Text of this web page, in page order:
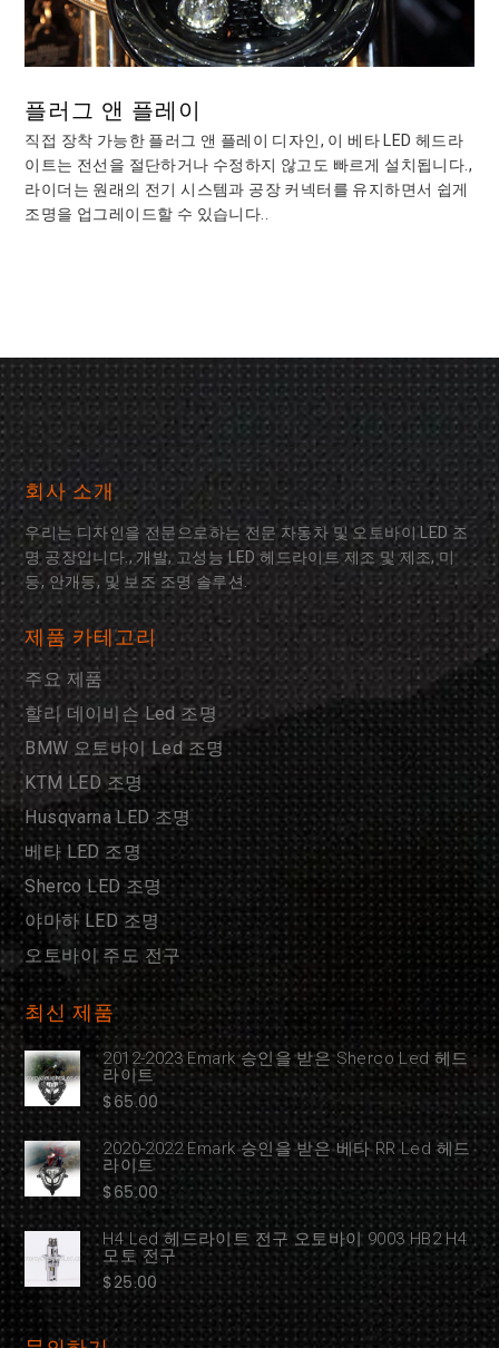
플러그 앤 플레이
직접 장착 가능한 플러그 앤 플레이 디자인, 이 베타 LED 헤드라
이트는 전선을 절단하거나 수정하지 않고도 빠르게 설치됩니다.,
라이더는 원래의 전기 시스템과 공장 커넥터를 유지하면서 쉽게
조명을 업그레이드할 수 있습니다..
회사 소개
우리는 디자인을 전문으로하는 전문 자동차 및 오토바이 LED 조
명 공장입니다., 개발, 고성능 LED 헤드라이트 제조 및 제조, 미
등, 안개등, 및 보조 조명 솔루션.
제품 카테고리
주요 제품
할리 데이비슨 Led 조명
BMW 오토바이 Led 조명
KTM LED 조명
Husqvarna LED 조명
베타 LED 조명
Sherco LED 조명
야마하 LED 조명
오토바이 주도 전구
최신 제품
2012-2023 Emark 승인을 받은 Sherco Led 헤드
라이트
$65.00
2020-2022 Emark 승인을 받은 베타 RR Led 헤드
라이트
$65.00
H4 Led 헤드라이트 전구 오토바이 9003 HB2 H4
모토 전구
$25.00